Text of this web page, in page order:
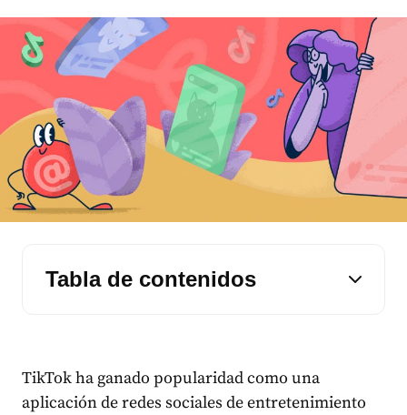
Tabla de contenidos
TikTok ha ganado popularidad como una
aplicación de redes sociales de entretenimiento